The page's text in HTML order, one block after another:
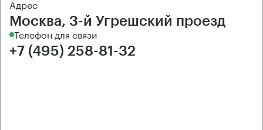
Адрес
Москва, 3-й Угрешский проезд
Телефон для связи
+7 (495) 258-81-32